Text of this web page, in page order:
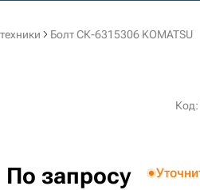
Болт СК-6315306 KOMATSU
По запросу